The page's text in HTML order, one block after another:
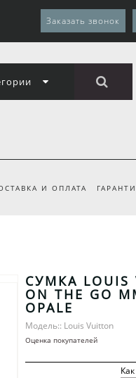
Заказать звонок
И ОПЛАТА
СУМКА LOUIS
ON THE GO
OPALE
Модель:: Louis Vuitton
Оценка покупателей